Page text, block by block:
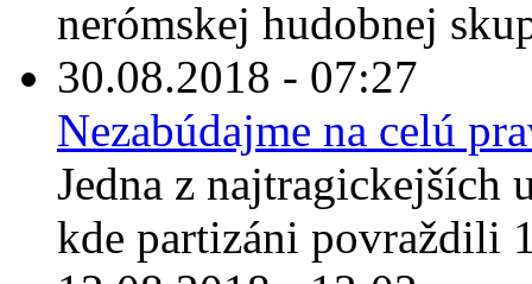
nerómskej hudobnej
30.08.2018 - 07:27
Nezabúdajme na celú
Jedna z najtragickejších
kde partizáni povraždili